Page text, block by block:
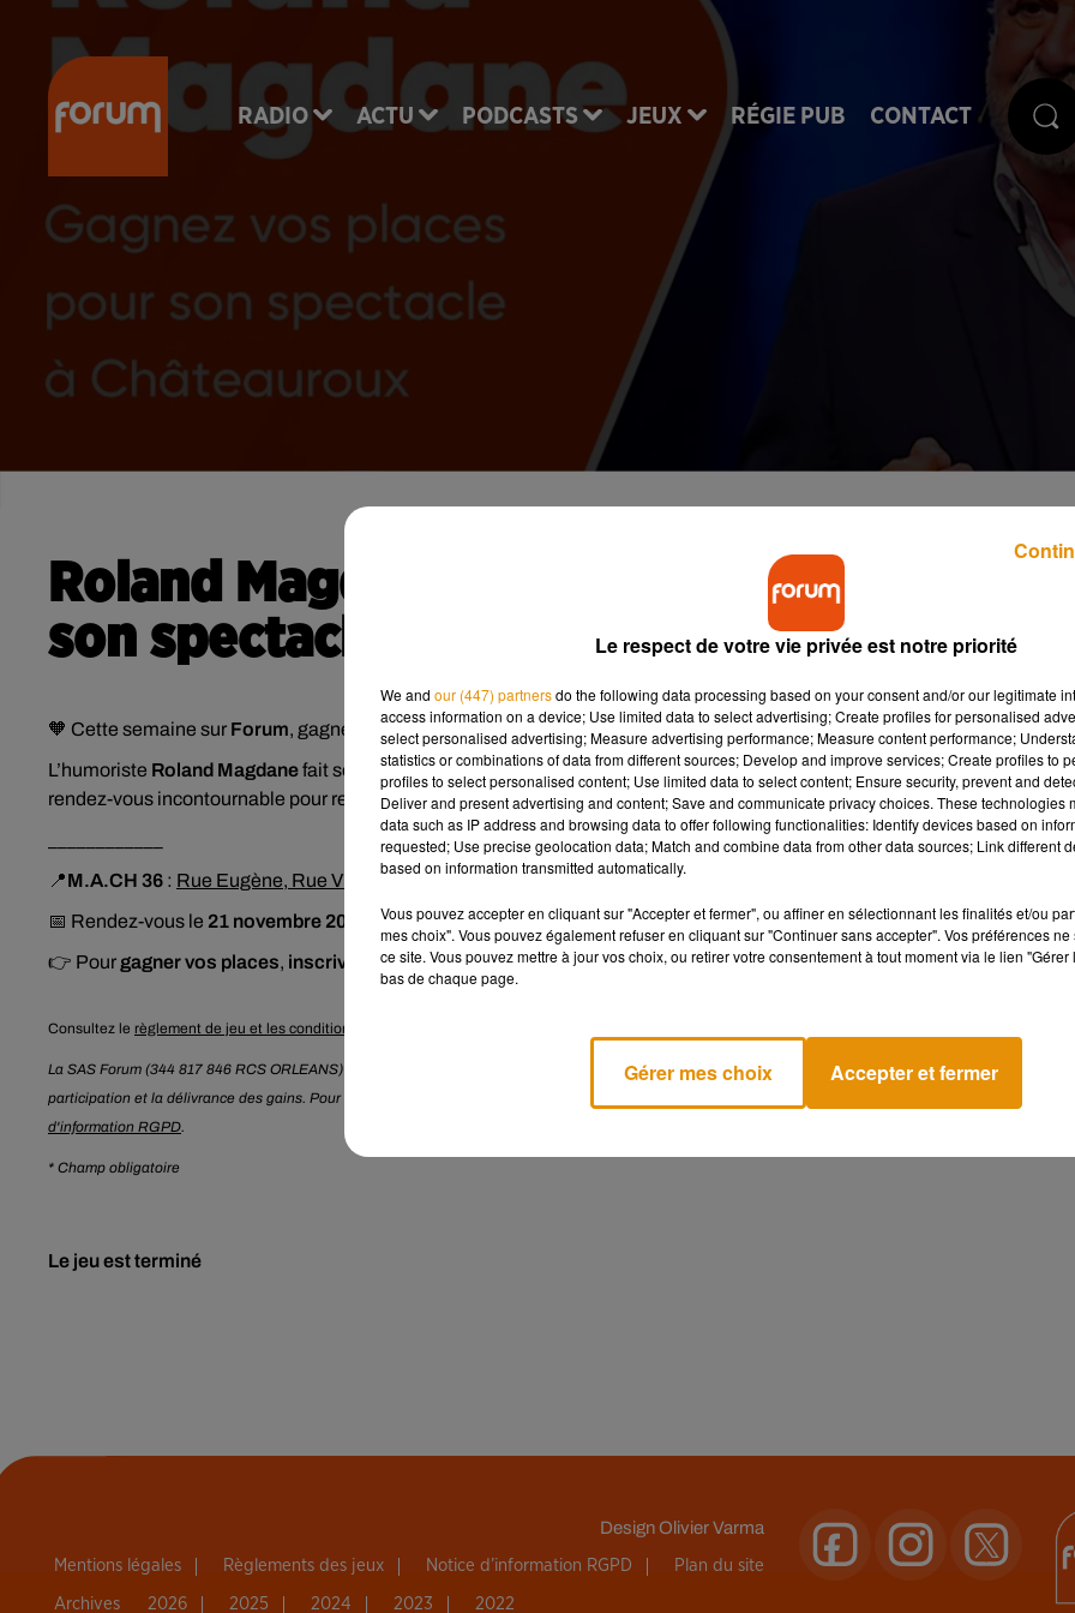
RADIO ACTU PODCASTS JEUX RÉGIE PUB CONTACT
Roland Magdane : gagnez vos places pour
son spectacle à Châteauroux
🧡 Cette semaine sur Forum, gagnez vos places pour lespectacle de Roland Magdane à Châteauroux !
L’humoriste Roland Magdanefait ses adieux à la scène avec une "Dernière tournée"pleine de rires et d’émotion. Un
rendez-vous incontournable pour revivre ses meilleurs sketches et savourer son humour inimitable !
📍M.A.CH 36 : Rue Eugène, Rue Viollet-le-Duc, 36130 Déols
📅 Rendez-vous le 21 novembre 2025
👉 Pour gagner vos places, inscrivez-vous maintenantci-dessous.
Consultez le règlement de jeu et les conditions de participation
La SAS Forum (344 817 846 RCS ORLEANS) traite les données recueillies pour l’organisation de ses jeux concours, notamment pour l’enregistrement de la
participation et la délivrance des gains. Pour en savoir plus sur la gestion de vos données personnelles et pour exercer vos droits,
d'information RGPD.
* Champ obligatoire
Le jeu est terminé
DesignOlivier Varma
Mentions légales Règlements des jeux Notice d’information RGPD Plan du site
Archives 2026 2025 2024 2023 2022
Le respect de votre vie privée est notre priorité
We and our (447) partnersdo the following data processing based on your consent and/or our legitimate
access information on a device; Use limited data to select advertising; Create profiles for personalised
select personalised advertising; Measure advertising performance; Measure content performance;
statistics or combinations of data from different sources; Develop and improve services; Create profiles to
profiles to select personalised content; Use limited data to select content; Ensure security, prevent and
Deliver and present advertising and content; Save and communicate privacy choices. These technologies
data such as IP address and browsing data to offer following functionalities: Identify devices based on
requested; Use precise geolocation data; Match and combine data from other data sources; Link different
based on information transmitted automatically.
Vous pouvez accepter en cliquant sur "Accepter et fermer", ou affiner en sélectionnant les finalités et/ou
mes choix". Vous pouvez également refuser en cliquant sur "Continuer sans accepter". Vos préférences
ce site. Vous pouvez mettre à jour vos choix, ou retirer votre consentement à tout moment via le lien
bas de chaque page.
Gérer mes choix Accepter et fermer